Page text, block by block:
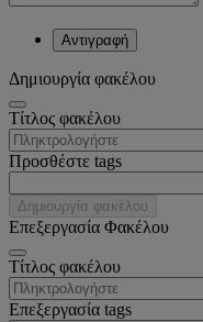
Αντιγραφή
Δημιουργία φακέλου
Tίτλος φακέλου
Προσθέστε tags
Δημιουργία φακέλου
Επεξεργασία Φακέλου
Tίτλος φακέλου
Επεξεργασία tags